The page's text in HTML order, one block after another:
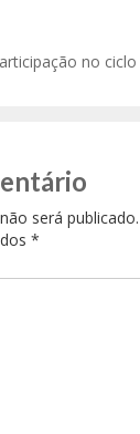
no
será
*